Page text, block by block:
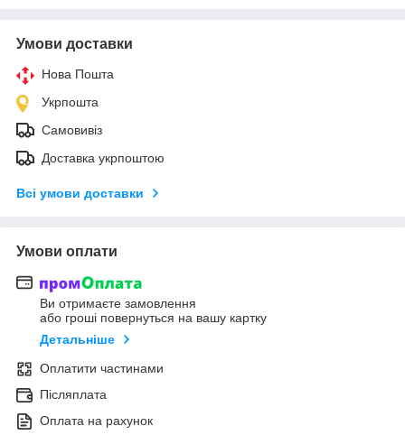
Умови доставки
Нова Пошта
Укрпошта
Самовивіз
Доставка укрпоштою
Всі умови доставки
Умови оплати
Ви отримаєте замовлення
або гроші повернуться на вашу картку
Детальніше
Оплатити частинами
Післяплата
Оплата на рахунок